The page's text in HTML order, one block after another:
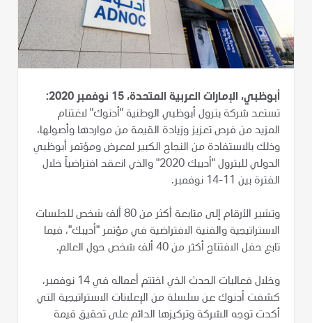
أبوظبي، الإمارات العربية المتحدة، 15 نوفمبر 2020:
تستعد شركة بترول أبوظبي الوطنية "أدنوك" لاغتنام
المزيد من فرص تعزيز وزيادة القيمة من مواردها وأصولها،
وذلك بالاستفادة من النجاح الكبير لمعرض ومؤتمر أبوظبي
الدولي للبترول "أديبك 2020" والذي انعقد افتراضياً خلال
الفترة بين 11-14 نوفمبر.
وتشير الأرقام إلى متابعة أكثر من 80 ألف شخص للجلسات
الاستراتيجية والفنية الافتراضية في مؤتمر "أديبك"، فيما
تابع حفل الافتتاح أكثر من 40 ألف شخص حول العالم.
وخلال فعاليات الحدث الذي اختتم أعماله في 14 نوفمبر،
كشفت أدنوك عن سلسلة من الإعلانات الاستراتيجية التي
أكدت توجه الشركة وتركيزها الدائم على تحقيق قيمة